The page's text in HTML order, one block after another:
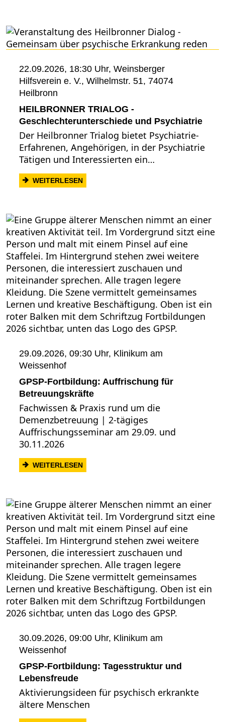
22.09.2026, 18:30 Uhr, Weinsberger
Hilfsverein e. V., Wilhelmstr. 51, 74074
Heilbronn
HEILBRONNER TRIALOG -
Geschlechterunterschiede und Psychiatrie
Der Heilbronner Trialog bietet Psychiatrie-
Erfahrenen, Angehörigen, in der Psychiatrie
Tätigen und Interessierten ein…
WEITERLESEN: HEILBRONNER TRIALOG -
29.09.2026, 09:30 Uhr, Klinikum am
Weissenhof
GPSP-Fortbildung: Auffrischung für
Betreuungskräfte
Fachwissen & Praxis rund um die
Demenzbetreuung | 2-tägiges
Auffrischungsseminar am 29.09. und
30.11.2026
WEITERLESEN: GPSP-FORTBILDUNG: AUFFRISCHUNG
30.09.2026, 09:00 Uhr, Klinikum am
Weissenhof
GPSP-Fortbildung: Tagesstruktur und
Lebensfreude
Aktivierungsideen für psychisch erkrankte
ältere Menschen